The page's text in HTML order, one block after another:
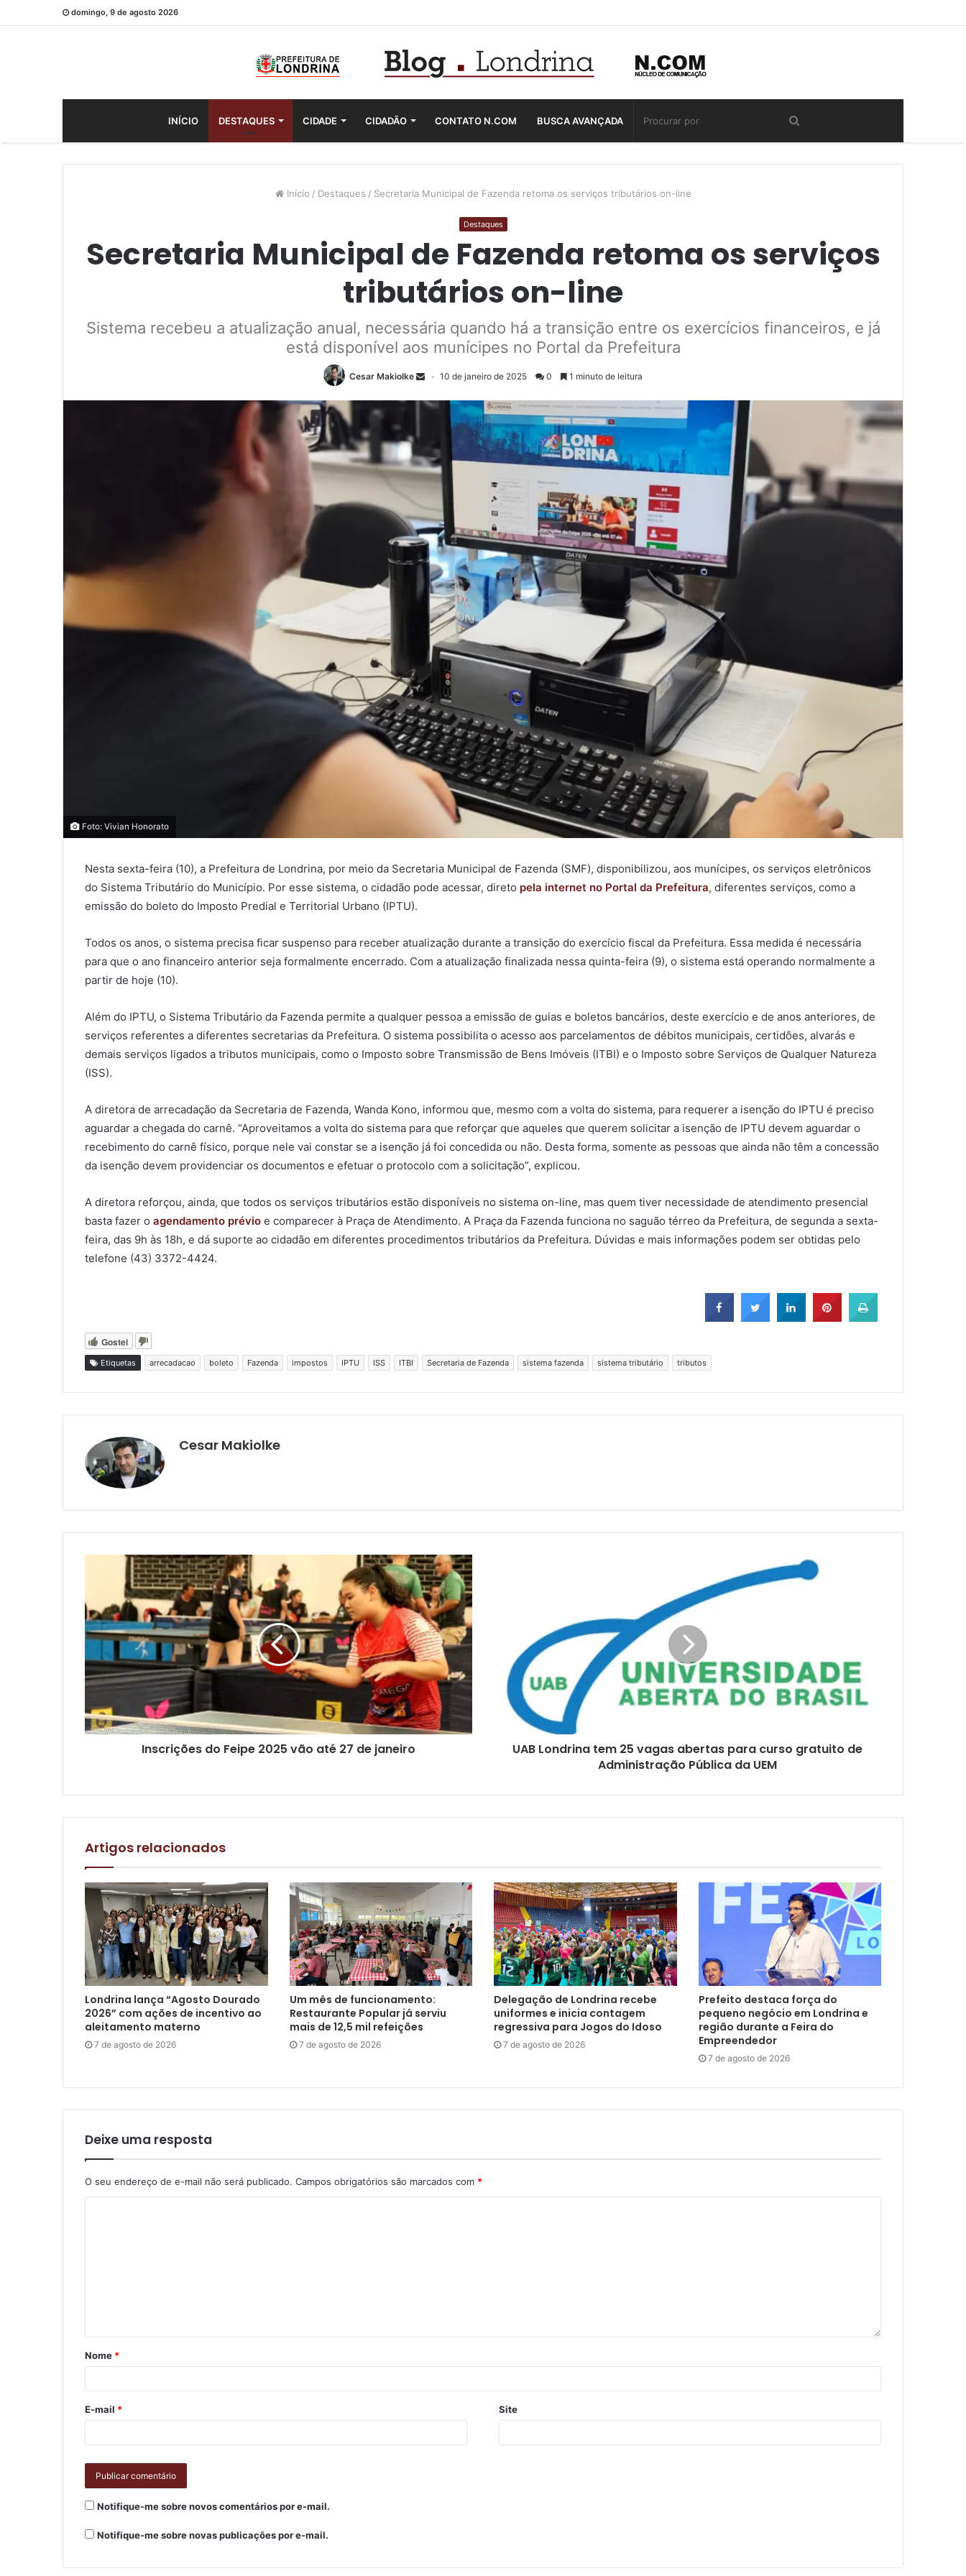
domingo, 9 de agosto 2026
INÍCIO DESTAQUES CIDADE CIDADÃO CONTATO N.COM BUSCA AVANÇADA
Início / Destaques / Secretaria Municipal de Fazenda retoma os serviços tributários on-line
Destaques
Secretaria Municipal de Fazenda retoma os serviços
tributários on-line
Sistema recebeu a atualização anual, necessária quando há a transição entre os exercícios financeiros, e já
está disponível aos munícipes no Portal da Prefeitura
Cesar Makiolke 10 de janeiro de 2025 0 1 minuto de leitura
Foto: Vivian Honorato
Nesta sexta-feira (10), a Prefeitura de Londrina, por meio da Secretaria Municipal de Fazenda (SMF), disponibilizou, aos munícipes, os serviços eletrônicos
do Sistema Tributário do Município. Por esse sistema, o cidadão pode acessar, direto pela internet no Portal da Prefeitura, diferentes serviços, como a
emissão do boleto do Imposto Predial e Territorial Urbano (IPTU).
Todos os anos, o sistema precisa ficar suspenso para receber atualização durante a transição do exercício fiscal da Prefeitura. Essa medida é necessária
para que o ano financeiro anterior seja formalmente encerrado. Com a atualização finalizada nessa quinta-feira (9), o sistema está operando normalmente a
partir de hoje (10).
Além do IPTU, o Sistema Tributário da Fazenda permite a qualquer pessoa a emissão de guias e boletos bancários, deste exercício e de anos anteriores, de
serviços referentes a diferentes secretarias da Prefeitura. O sistema possibilita o acesso aos parcelamentos de débitos municipais, certidões, alvarás e
demais serviços ligados a tributos municipais, como o Imposto sobre Transmissão de Bens Imóveis (ITBI) e o Imposto sobre Serviços de Qualquer Natureza
(ISS).
A diretora de arrecadação da Secretaria de Fazenda, Wanda Kono, informou que, mesmo com a volta do sistema, para requerer a isenção do IPTU é preciso
aguardar a chegada do carnê. “Aproveitamos a volta do sistema para que reforçar que aqueles que querem solicitar a isenção de IPTU devem aguardar o
recebimento do carnê físico, porque nele vai constar se a isenção já foi concedida ou não. Desta forma, somente as pessoas que ainda não têm a concessão
da isenção devem providenciar os documentos e efetuar o protocolo com a solicitação”, explicou.
A diretora reforçou, ainda, que todos os serviços tributários estão disponíveis no sistema on-line, mas quem tiver necessidade de atendimento presencial
basta fazer o agendamento prévio e comparecer à Praça de Atendimento. A Praça da Fazenda funciona no saguão térreo da Prefeitura, de segunda a sexta-
feira, das 9h às 18h, e dá suporte ao cidadão em diferentes procedimentos tributários da Prefeitura. Dúvidas e mais informações podem ser obtidas pelo
telefone (43) 3372-4424.
Gostei
Etiquetas arrecadacao boleto Fazenda impostos IPTU ISS ITBI Secretaria de Fazenda sistema fazenda sistema tributário tributos
Cesar Makiolke
Inscrições do Feipe 2025 vão até 27 de janeiro
UAB Londrina tem 25 vagas abertas para curso gratuito de
Administração Pública da UEM
Artigos relacionados
Londrina lança “Agosto Dourado
2026” com ações de incentivo ao
aleitamento materno
7 de agosto de 2026
Um mês de funcionamento:
Restaurante Popular já serviu
mais de 12,5 mil refeições
7 de agosto de 2026
Delegação de Londrina recebe
uniformes e inicia contagem
regressiva para Jogos do Idoso
7 de agosto de 2026
Prefeito destaca força do
pequeno negócio em Londrina e
região durante a Feira do
Empreendedor
7 de agosto de 2026
Deixe uma resposta
O seu endereço de e-mail não será publicado. Campos obrigatórios são marcados com *
Nome *
E-mail * Site
Notifique-me sobre novos comentários por e-mail.
Notifique-me sobre novas publicações por e-mail.